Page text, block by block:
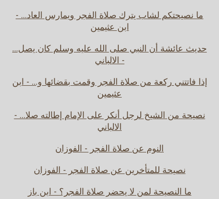
ما نصيحتكم لشاب يترك صلاة الفجر ويمارس العاد... -
ابن عثيمين
حديث عائشة أن النبي صلى الله عليه وسلم كان يصل...
- الالباني
إذا فاتتني ركعة من صلاة الفجر وقمت بقضائها و... - ابن
عثيمين
نصيحة من الشيخ لرجل أنكر على الإمام إطالته صلا... -
الالباني
النوم عن صلاة الفجر - الفوزان
نصيحة للمتأخرين عن صلاة الفجر - الفوزان
ما النصيحة لمن لا يحضر صلاة الفجر؟ - ابن باز